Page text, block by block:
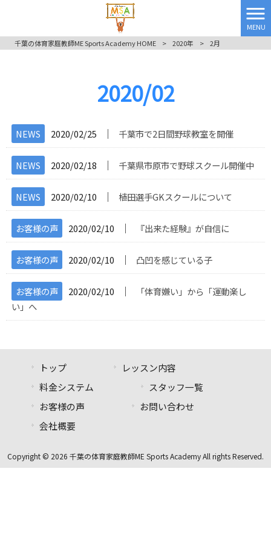
MENU
千葉の体育家庭教師ME Sports Academy HOME
> 2020年 > 2月
2020/02
NEWS 2020/02/25 │ 千葉市で2日間野球教室を開催
NEWS 2020/02/18 │ 千葉県市原市で野球スクール開催中
NEWS 2020/02/10 │ 植田選手GKスクールについて
お客様の声 2020/02/10 │ 『出来た経験』が自信に
お客様の声 2020/02/10 │ 凸凹を感じている子
お客様の声 2020/02/10 │
「体育嫌い」から「運動楽し
い」へ
トップ
レッスン内容
料金システム
スタッフ一覧
お客様の声
お問い合わせ
会社概要
Copyright © 2026 千葉の体育家庭教師ME Sports Academy All rights Reserved.